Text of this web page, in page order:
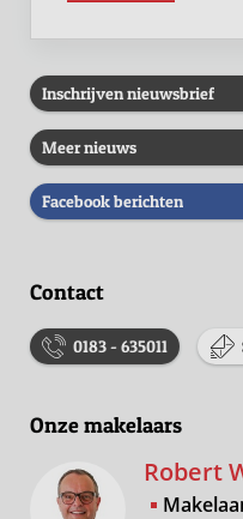
Inschrijven nieuwsbrief
Meer nieuws
Facebook berichten
Contact
0183 - 635011
Onze makelaars
Robert